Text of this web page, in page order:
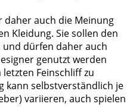
daher auch die Meinung
Kleidung. Sie sollen den
dürfen daher auch
genutzt werden
Feinschliff zu
kann selbstverständlich je
variieren, auch spielen